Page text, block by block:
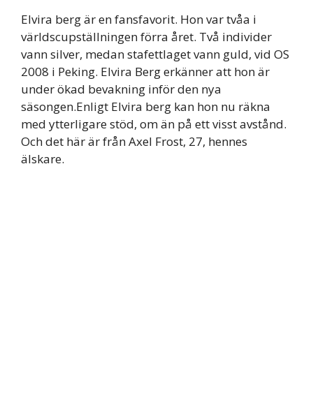
Elvira berg är en fansfavorit. Hon var tvåa i
världscupställningen förra året. Två individer
vann silver, medan stafettlaget vann guld, vid OS
2008 i Peking. Elvira Berg erkänner att hon är
under ökad bevakning inför den nya
säsongen.Enligt Elvira berg kan hon nu räkna
med ytterligare stöd, om än på ett visst avstånd.
Och det här är från Axel Frost, 27, hennes
älskare.